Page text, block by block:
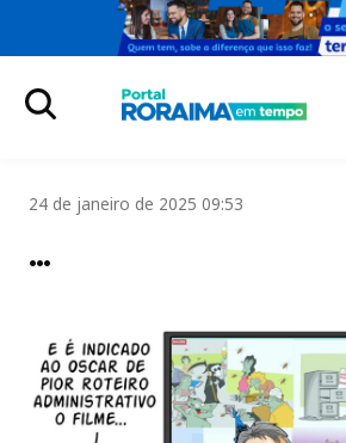
24 de janeiro de 2025 09:53
…